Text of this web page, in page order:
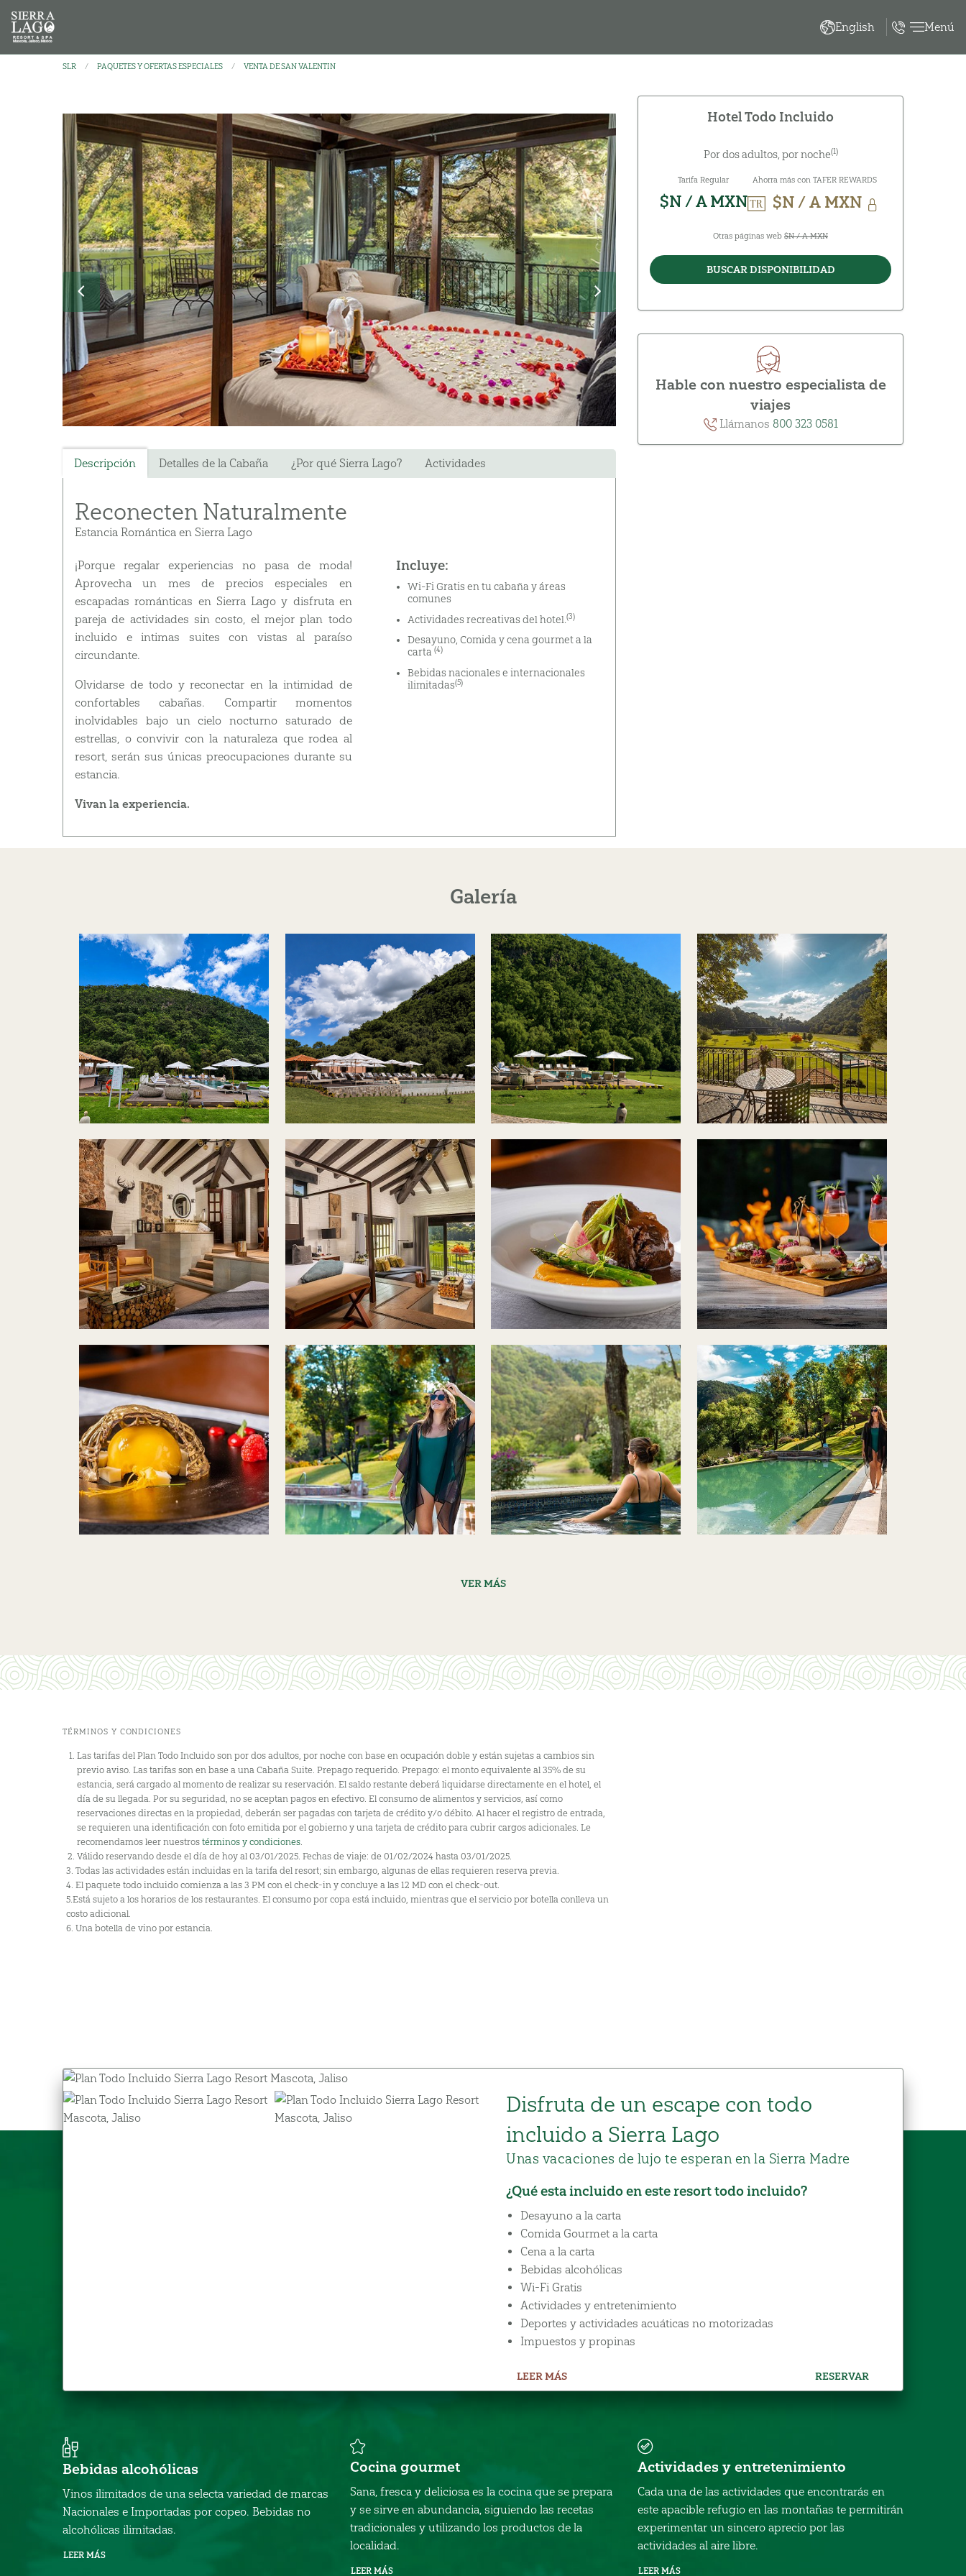
English Menú
SLR PAQUETES Y OFERTAS ESPECIALES VENTA DE SAN VALENTIN
‹ ›
Descripción Detalles de la Cabaña ¿Por qué Sierra Lago? Actividades
Reconecten Naturalmente
Estancia Romántica en Sierra Lago
¡Porque regalar experiencias no pasa de moda!
Aprovecha un mes de precios especiales en
escapadas románticas en Sierra Lago y disfruta en
pareja de actividades sin costo, el mejor plan todo
incluido e intimas suites con vistas al paraíso
circundante.
Olvidarse de todo y reconectar en la intimidad de
confortables cabañas. Compartir momentos
inolvidables bajo un cielo nocturno saturado de
estrellas, o convivir con la naturaleza que rodea al
resort, serán sus únicas preocupaciones durante su
estancia.
Vivan la experiencia.
Incluye:
Wi-Fi Gratis en tu cabaña y áreas
comunes
Actividades recreativas del hotel.(3)
Desayuno, Comida y cena gourmet a la
carta (4)
Bebidas nacionales e internacionales
ilimitadas(5)
Hotel Todo Incluido
Por dos adultos, por noche(1)
Tarifa Regular
$N / A MXN
Ahorra más con TAFER REWARDS
$N / A MXN
Otras páginas web $N / A MXN
BUSCAR DISPONIBILIDAD
Hable con nuestro especialista de
viajes
Llámanos 800 323 0581
Galería
VER MÁS
TÉRMINOS Y CONDICIONES
Las tarifas del Plan Todo Incluido son por dos adultos, por noche con base en ocupación doble y están sujetas a cambios sin
previo aviso. Las tarifas son en base a una Cabaña Suite. Prepago requerido. Prepago: el monto equivalente al 35% de su
estancia, será cargado al momento de realizar su reservación. El saldo restante deberá liquidarse directamente en el hotel, el
día de su llegada. Por su seguridad, no se aceptan pagos en efectivo. El consumo de alimentos y servicios, así como
reservaciones directas en la propiedad, deberán ser pagadas con tarjeta de crédito y/o débito. Al hacer el registro de entrada,
se requieren una identificación con foto emitida por el gobierno y una tarjeta de crédito para cubrir cargos adicionales. Le
recomendamos leer nuestros términos y condiciones.
Válido reservando desde el día de hoy al 03/01/2025. Fechas de viaje: de 01/02/2024 hasta 03/01/2025.
3. Todas las actividades están incluidas en la tarifa del resort; sin embargo, algunas de ellas requieren reserva previa.
4. El paquete todo incluido comienza a las 3 PM con el check-in y concluye a las 12 MD con el check-out.
5.Está sujeto a los horarios de los restaurantes. El consumo por copa está incluido, mientras que el servicio por botella conlleva un
costo adicional.
6. Una botella de vino por estancia.
Disfruta de un escape con todo
incluido a Sierra Lago
Unas vacaciones de lujo te esperan en la Sierra Madre
¿Qué esta incluido en este resort todo incluido?
Desayuno a la carta
Comida Gourmet a la carta
Cena a la carta
Bebidas alcohólicas
Wi-Fi Gratis
Actividades y entretenimiento
Deportes y actividades acuáticas no motorizadas
Impuestos y propinas
LEER MÁS RESERVAR
Bebidas alcohólicas
Vinos ilimitados de una selecta variedad de marcas
Nacionales e Importadas por copeo. Bebidas no
alcohólicas ilimitadas.
LEER MÁS
Cocina gourmet
Sana, fresca y deliciosa es la cocina que se prepara
y se sirve en abundancia, siguiendo las recetas
tradicionales y utilizando los productos de la
localidad.
LEER MÁS
Actividades y entretenimiento
Cada una de las actividades que encontrarás en
este apacible refugio en las montañas te permitirán
experimentar un sincero aprecio por las
actividades al aire libre.
LEER MÁS